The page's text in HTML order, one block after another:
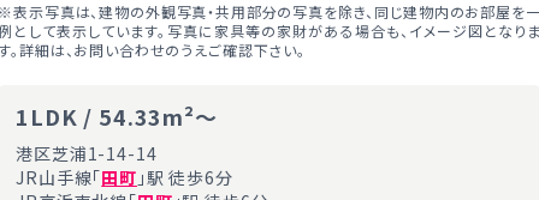
表示写真は、建物の外観写真・共用部分の写真を除き、同じ建物内のお部屋を
として表示しています。写真に家具等の家財がある場合も、イメージ図となり
。詳細は、お問い合わせのうえご確認下さい。
1LDK / 54.33m²～
港区芝浦1-14-14
JR山手線「田町 」駅 徒歩6分